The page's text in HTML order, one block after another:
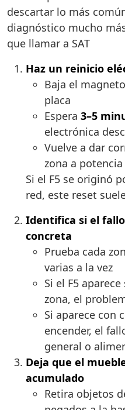
descartar lo más
diagnóstico mucho
que llamar a SAT
Haz un reinicio
Baja el
placa
Espera 3–5
electrónica
Vuelve a dar
zona a
Si el F5 se originó
red, este reset
Identifica si el
concreta
Prueba cada
varias a la vez
Si el F5
zona, el
Si aparece con
encender, el
general o
Deja que el
acumulado
Retira objetos